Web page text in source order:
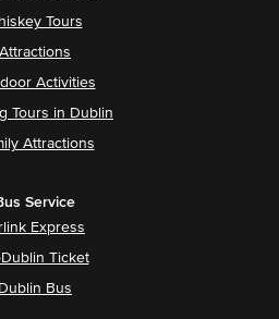
Tours
Attractions
Activities
Tours in Dublin
Attractions
Service
Express
Ticket
Dublin Bus